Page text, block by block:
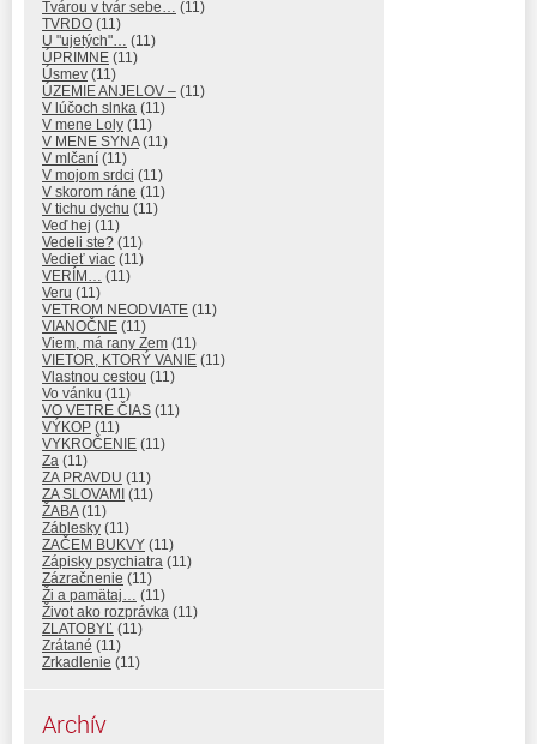
Tvárou v tvár sebe…
(11)
TVRDO (11)
U "ujetých"…
(11)
ÚPRIMNE (11)
Úsmev (11)
ÚZEMIE ANJELOV – (11)
V lúčoch slnka (11)
V mene Loly (11)
V MENE SYNA(11)
V mlčaní (11)
V mojom srdci (11)
V skorom ráne (11)
V tichu dychu (11)
Veď hej (11)
Vedeli ste? (11)
Vedieť viac (11)
VERÍM…
(11)
Veru (11)
VETROM NEODVIATE (11)
VIANOČNE (11)
Viem, má rany Zem (11)
VIETOR, KTORÝ VANIE (11)
Vlastnou cestou (11)
Vo vánku (11)
VO VETRE ČIAS (11)
VÝKOP (11)
VYKROČENIE (11)
Za (11)
ZA PRAVDU (11)
ZA SLOVAMI (11)
ŽABA(11)
Záblesky (11)
ZAČEM BUKVY (11)
Zápisky psychiatra (11)
Zázračnenie (11)
Ži a pamätaj…
(11)
Život ako rozprávka (11)
ZLATOBYĽ (11)
Zrátané (11)
Zrkadlenie (11)
Archív